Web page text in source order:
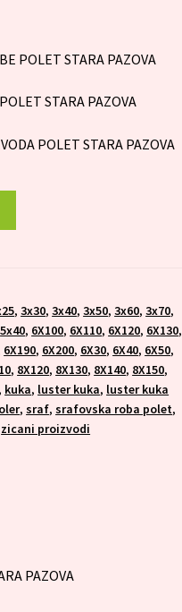
POLET STARA PAZOVA
STARA PAZOVA
POLET STARA PAZOVA
,3x30,3x40,3x50,3x60,3x70,
5x40, 6X100, 6X110, 6X120, 6X130,
6X190, 6X200, 6X30, 6X40, 6X50,
, 8X120, 8X130, 8X140, 8X150,
, kuka, luster kuka, luster kuka
,sraf,srafovska roba polet,
zicani proizvodi
PAZOVA